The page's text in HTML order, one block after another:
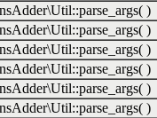
)
)
)
)
)
)